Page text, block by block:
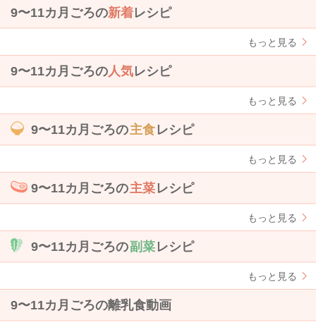
9〜11カ月ごろの新着レシピ
もっと見る
9〜11カ月ごろの人気レシピ
もっと見る
9〜11カ月ごろの主食レシピ
もっと見る
9〜11カ月ごろの主菜レシピ
もっと見る
9〜11カ月ごろの副菜レシピ
もっと見る
9〜11カ月ごろの離乳食動画